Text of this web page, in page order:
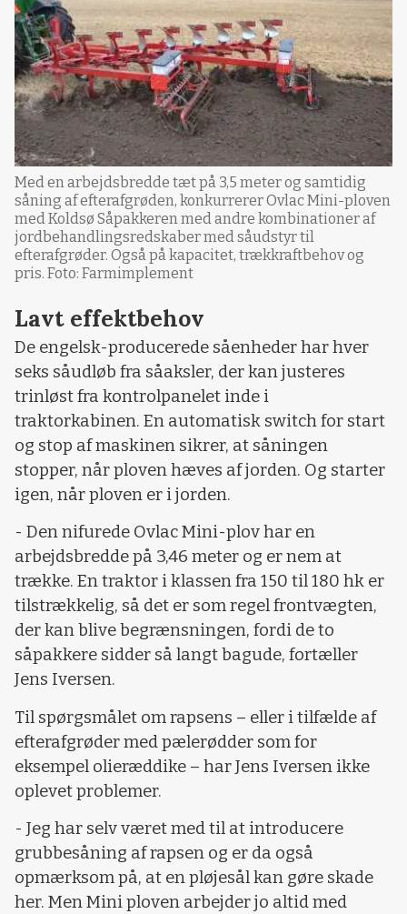
Med en arbejdsbredde tæt på 3,5 meter og samtidig
såning af efterafgrøden, konkurrerer Ovlac Mini-ploven
med Koldsø Såpakkeren med andre kombinationer af
jordbehandlingsredskaber med såudstyr til
efterafgrøder. Også på kapacitet, trækkraftbehov og
pris. Foto: Farmimplement
Lavt effektbehov
De engelsk-producerede såenheder har hver
seks såudløb fra såaksler, der kan justeres
trinløst fra kontrolpanelet inde i
traktorkabinen. En automatisk switch for start
og stop af maskinen sikrer, at såningen
stopper, når ploven hæves af jorden. Og starter
igen, når ploven er i jorden.
- Den nifurede Ovlac Mini-plov har en
arbejdsbredde på 3,46 meter og er nem at
trække. En traktor i klassen fra 150 til 180 hk er
tilstrækkelig, så det er som regel frontvægten,
der kan blive begrænsningen, fordi de to
såpakkere sidder så langt bagude, fortæller
Jens Iversen.
Til spørgsmålet om rapsens – eller i tilfælde af
efterafgrøder med pælerødder som for
eksempel olieræddike – har Jens Iversen ikke
oplevet problemer.
- Jeg har selv været med til at introducere
grubbesåning af rapsen og er da også
opmærksom på, at en pløjesål kan gøre skade
her. Men Mini ploven arbejder jo altid med